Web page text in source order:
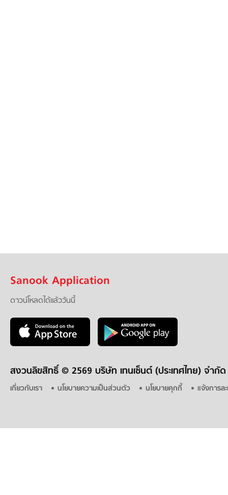
Sanook Application
ดาวน์โหลดได้แล้ววันนี้
สงวนลิขสิทธิ์ © 2569 บริษัท เทนเซ็นต์ (ประเทศไทย) จำกัด
เกี่ยวกับเรา นโยบายความเป็นส่วนตัว นโยบายคุกกี้ แจ้งการล